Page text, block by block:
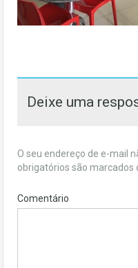
Deixe uma
O seu endereço de e-mail
obrigatórios são marcados
Comentário